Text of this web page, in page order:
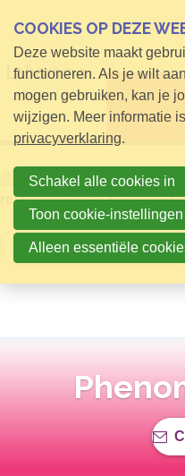
HomeInfo voor Bezoekers
relatielijst detail publieke
Terug naar overzicht
COOKIES OP DEZE
Deze website maakt
functioneren. Als je wilt
mogen gebruiken, kan je
wijzigen. Meer informatie
privacyverklaring.
Schakel alle cookies in
Toon cookie-instellingen
Alleen essentiële